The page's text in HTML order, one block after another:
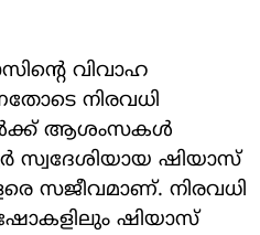
വിവാഹ
നിരവധി
ആശംസകൾ
സ്വദേശിയായ ഷിയാസ്
സജീവമാണ്. നിരവധി
ഷോകളിലും ഷിയാസ്